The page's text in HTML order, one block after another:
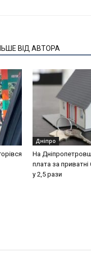
ВІД АВТОРА
Дніпро
На
плата за
у 2,5 рази